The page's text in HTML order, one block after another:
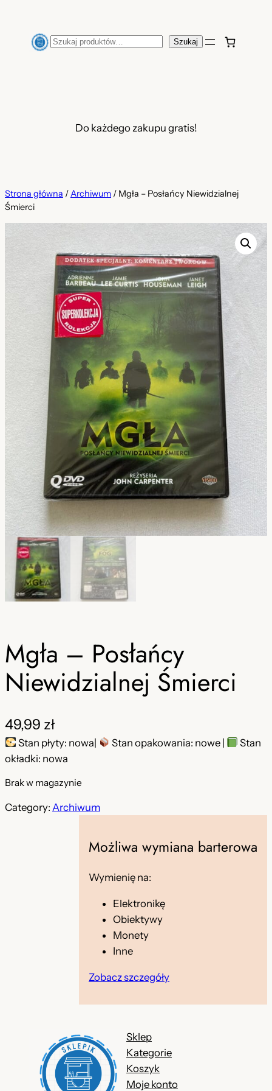
Szukaj Szukaj
Do każdego zakupu gratis!
Strona główna /Archiwum / Mgła – Posłańcy Niewidzialnej
Śmierci
Mgła – Posłańcy
Niewidzialnej Śmierci
49,99 zł
Stan płyty: nowa| Stan opakowania: nowe |
Stan
okładki: nowa
Brak w magazynie
Category: Archiwum
Możliwa wymiana barterowa
Wymienię na:
Elektronikę
Obiektywy
Monety
Inne
Zobacz szczegóły
Sklep
Kategorie
Koszyk
Moje konto